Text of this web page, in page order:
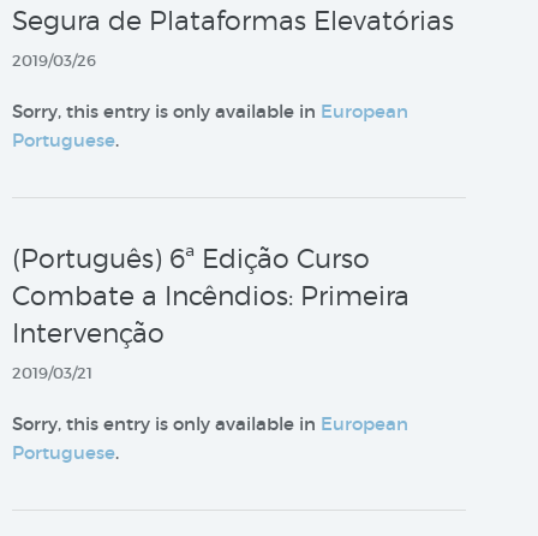
Segura de Plataformas Elevatórias
2019/03/26
Sorry, this entry is only available in European
Portuguese.
(Português) 6ª Edição Curso
Combate a Incêndios: Primeira
Intervenção
2019/03/21
Sorry, this entry is only available in European
Portuguese.